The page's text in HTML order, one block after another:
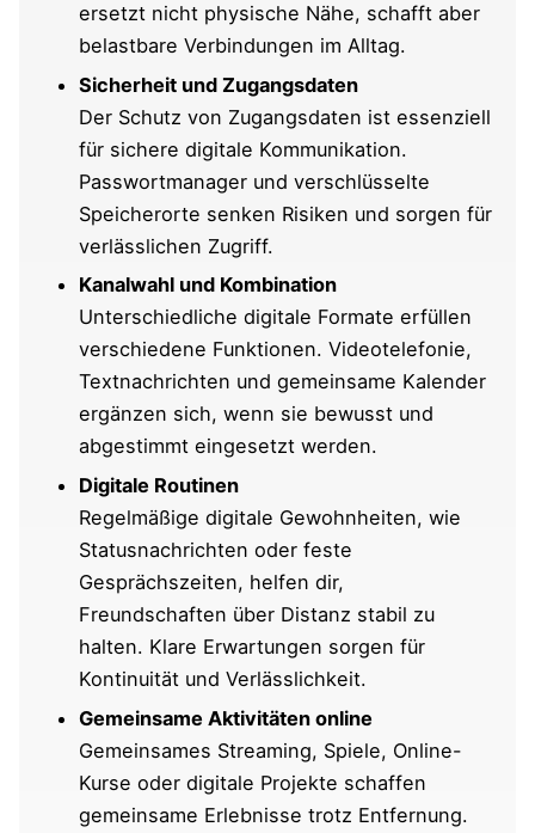
Gemeinsames Erleben von besonderen
Tagen – trotz Distanz
Kommunikation in bewegten
Lebensphasen flexibel gestalten
Langfristige Kommunikationskonzepte für
stabile Beziehungen
Ergänzungen und Fragen von dir
Im Zusammenhang interessant
Fun Facts zum Thema digitale
Kommunikation
Weiterlesen
ersetzt nicht physische Nähe, schafft aber
belastbare Verbindungen im Alltag.
Sicherheit und Zugangsdaten
Der Schutz von Zugangsdaten ist essenziell
für sichere digitale Kommunikation.
Passwortmanager und verschlüsselte
Speicherorte senken Risiken und sorgen für
verlässlichen Zugriff.
Kanalwahl und Kombination
Unterschiedliche digitale Formate erfüllen
verschiedene Funktionen. Videotelefonie,
Textnachrichten und gemeinsame Kalender
ergänzen sich, wenn sie bewusst und
abgestimmt eingesetzt werden.
Digitale Routinen
Regelmäßige digitale Gewohnheiten, wie
Statusnachrichten oder feste
Gesprächszeiten, helfen dir,
Freundschaften über Distanz stabil zu
halten. Klare Erwartungen sorgen für
Kontinuität und Verlässlichkeit.
Gemeinsame Aktivitäten online
Gemeinsames Streaming, Spiele, Online-
Kurse oder digitale Projekte schaffen
gemeinsame Erlebnisse trotz Entfernung.